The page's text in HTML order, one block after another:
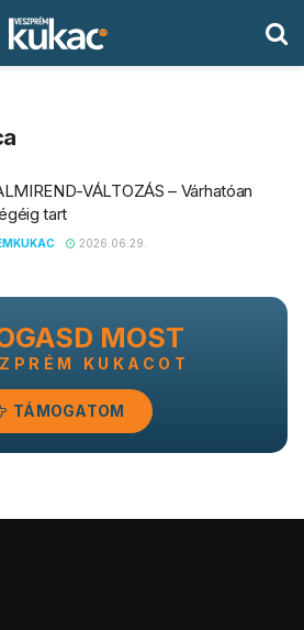
VÁLTOZÁS – Várhatóan
tart
2026.06.29.
MOST
KUKACOT
TÁMOGATOM